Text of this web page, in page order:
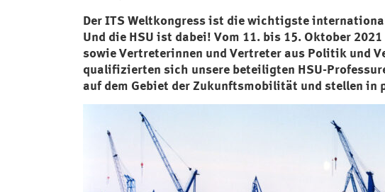
Der ITS Weltkongress ist die wichtigste
Und die HSU ist dabei! Vom 11. bis 15. Oktober
sowie Vertreterinnen und Vertreter aus Politik und
qualifizierten sich unsere beteiligten HSU-
auf dem Gebiet der Zukunftsmobilität und stellen